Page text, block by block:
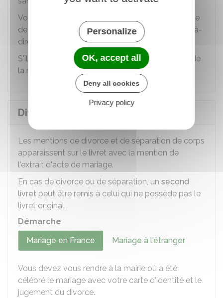
Vous pouvez être condamné jusqu'à une amende
de
3 000 €en cas de récidive (c'est-à-
dire si les faits se reproduisent).
S'il existe un
second livret, il doit être mis à jour de
la même façon que le livret original.
Divorce ou séparation
Les mentions de divorce et de séparation de corps
apparaissent sur le livret avec la mention de
l'extrait d'acte de mariage.
En cas de divorce ou de séparation, un second
livret peut être remis à celui qui ne possède pas le
livret original.
Démarche
Mariage en France
Mariage à l'étranger
Vous devez vous rendre à la mairie où a été
célébré le mariage avec votre carte d'identité et le
jugement du divorce.
Personalize
OK, accept all
Deny all cookies
Privacy policy